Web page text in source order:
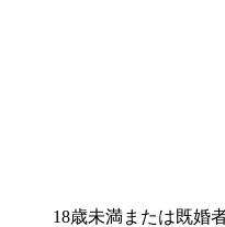
18歳未満または既婚